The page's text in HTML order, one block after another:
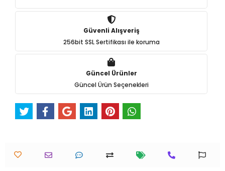
Güvenli Alışveriş
256bit SSL Sertifikası ile koruma
Güncel Ürünler
Güncel Ürün Seçenekleri